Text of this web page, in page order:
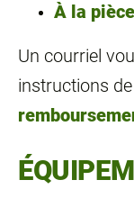
À la pièce
Un courriel
instructions